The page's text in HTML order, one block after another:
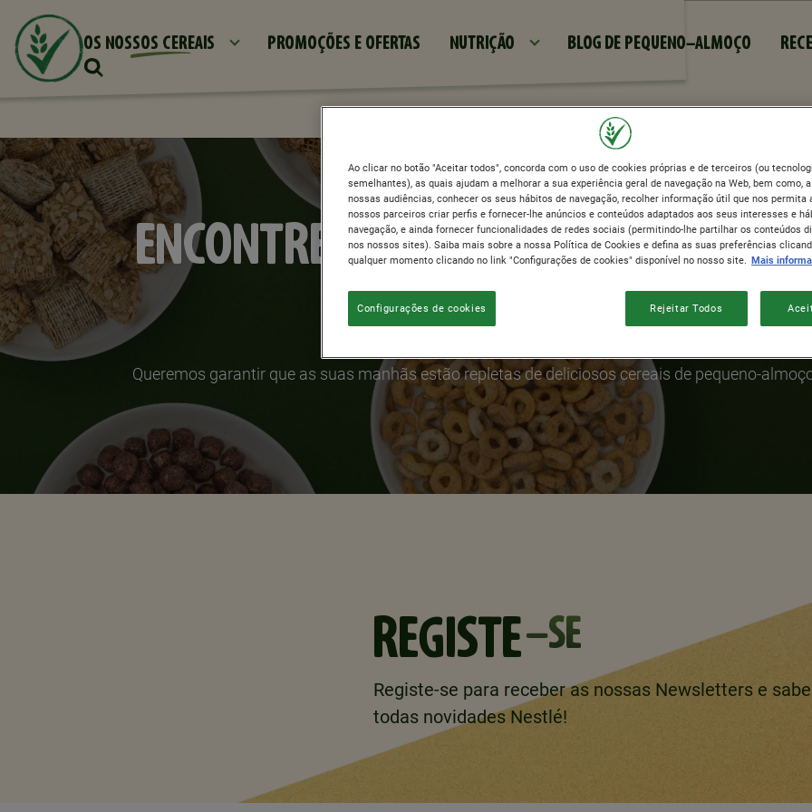
OS NOSSOS CEREAIS PROMOÇÕES E OFERTAS NUTRIÇÃO BLOG DE PEQUENO-ALMOÇO
ENCONTRE OS SEUS CEREAIS DE
IDEAIS
Queremos garantir que as suas manhãs estão repletas de deliciosos cereais de pequeno-
REGISTE-SE
Registe-se para receber as nossas Newsletters e
todas novidades Nestlé!
Ao clicar no botão "Aceitar todos", concorda com o uso de cookies próprias e de terceiros (ou
semelhantes), as quais ajudam a melhorar a sua experiência geral de navegação na Web, bem como,
nossas audiências, conhecer os seus hábitos de navegação, recolher informação útil que nos permita
nossos parceiros criar perfis e fornecer-lhe anúncios e conteúdos adaptados aos seus interesses e
navegação, e ainda fornecer funcionalidades de redes sociais (permitindo-lhe partilhar os conteúdos
nos nossos sites). Saiba mais sobre a nossa Política de Cookies e defina as suas preferências
qualquer momento clicando no link "Configurações de cookies" disponível no nosso site. Mais
Rejeitar Todos
Configurações de cookies